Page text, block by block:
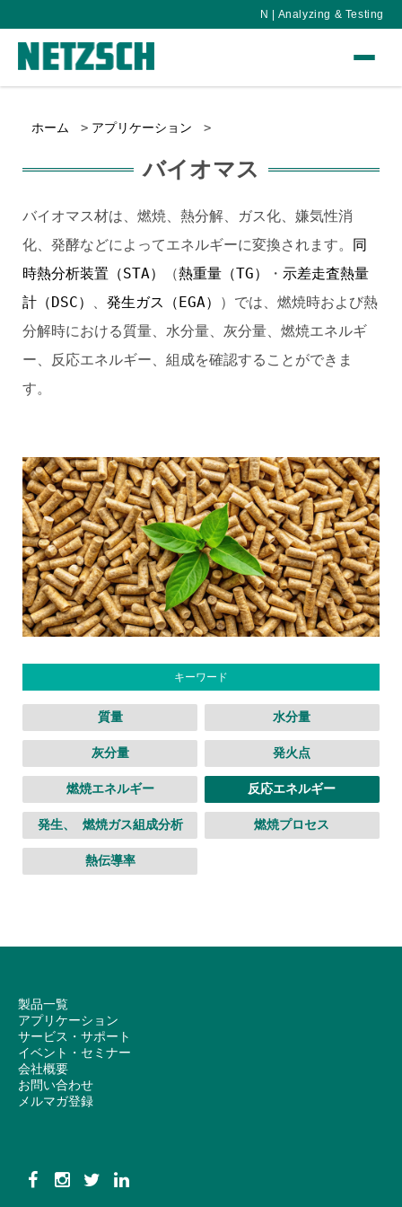
N | Analyzing & Testing
ホーム アプリケーション
バイオマス
バイオマス材は、燃焼、熱分解、ガス化、嫌気性消
化、発酵などによってエネルギーに変換されます。 同
時熱分析装置（STA）
（熱重量（TG） ・ 示差走査熱量
計（DSC）
、 発生ガス（EGA）
）では、燃焼時および熱
分解時における質量、水分量、灰分量、燃焼エネルギ
ー、反応エネルギー、組成を確認することができま
す。
キーワード
質量 水分量
灰分量 発火点
燃焼エネルギー 反応エネルギー
発生、 燃焼ガス組成分析 燃焼プロセス
熱伝導率
製品一覧
アプリケーション
サービス・サポート
イベント・セミナー
会社概要
お問い合わせ
メルマガ登録